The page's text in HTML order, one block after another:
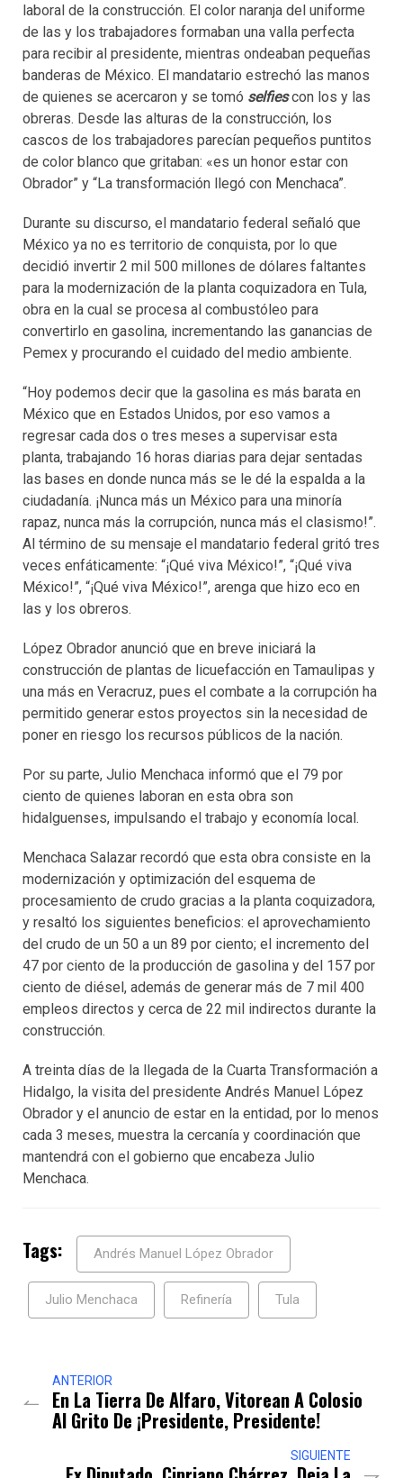
laboral de la construcción. El color naranja del uniforme
de las y los trabajadores formaban una valla perfecta
para recibir al presidente, mientras ondeaban pequeñas
banderas de México. El mandatario estrechó las manos
de quienes se acercaron y se tomó selfiescon los y las
obreras. Desde las alturas de la construcción, los
cascos de los trabajadores parecían pequeños puntitos
de color blanco que gritaban: «es un honor estar con
Obrador” y “La transformación llegó con Menchaca”.
Durante su discurso, el mandatario federal señaló que
México ya no es territorio de conquista, por lo que
decidió invertir 2 mil 500 millones de dólares faltantes
para la modernización de la planta coquizadora en Tula,
obra en la cual se procesa al combustóleo para
convertirlo en gasolina, incrementando las ganancias de
Pemex y procurando el cuidado del medio ambiente.
“Hoy podemos decir que la gasolina es más barata en
México que en Estados Unidos, por eso vamos a
regresar cada dos o tres meses a supervisar esta
planta, trabajando 16 horas diarias para dejar sentadas
las bases en donde nunca más se le dé la espalda a la
ciudadanía. ¡Nunca más un México para una minoría
rapaz, nunca más la corrupción, nunca más el clasismo!”.
Al término de su mensaje el mandatario federal gritó tres
veces enfáticamente: “¡Qué viva México!”, “¡Qué viva
México!”, “¡Qué viva México!”, arenga que hizo eco en
las y los obreros.
López Obrador anunció que en breve iniciará la
construcción de plantas de licuefacción en Tamaulipas y
una más en Veracruz, pues el combate a la corrupción ha
permitido generar estos proyectos sin la necesidad de
poner en riesgo los recursos públicos de la nación.
Por su parte, Julio Menchaca informó que el 79 por
ciento de quienes laboran en esta obra son
hidalguenses, impulsando el trabajo y economía local.
Menchaca Salazar recordó que esta obra consiste en la
modernización y optimización del esquema de
procesamiento de crudo gracias a la planta coquizadora,
y resaltó los siguientes beneficios: el aprovechamiento
del crudo de un 50 a un 89 por ciento; el incremento del
47 por ciento de la producción de gasolina y del 157 por
ciento de diésel, además de generar más de 7 mil 400
empleos directos y cerca de 22 mil indirectos durante la
construcción.
A treinta días de la llegada de la Cuarta Transformación a
Hidalgo, la visita del presidente Andrés Manuel López
Obrador y el anuncio de estar en la entidad, por lo menos
cada 3 meses, muestra la cercanía y coordinación que
mantendrá con el gobierno que encabeza Julio
Menchaca.
Tags: Andrés Manuel López Obrador
Julio Menchaca Refinería Tula
ANTERIOR
En La Tierra De Alfaro, Vitorean A Colosio
Al Grito De ¡Presidente, Presidente!
SIGUIENTE